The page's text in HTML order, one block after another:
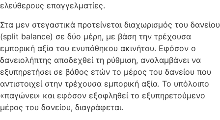
ελεύθερους επαγγελματίες.
Στα μεν στεγαστικά προτείνεται διαχωρισμός του δανείου
(split balance) σε δύο μέρη, με βάση την τρέχουσα
εμπορική αξία του ενυπόθηκου ακινήτου. Εφόσον ο
δανειολήπτης αποδεχθεί τη ρύθμιση, αναλαμβάνει να
εξυπηρετήσει σε βάθος ετών το μέρος του δανείου που
αντιστοιχεί στην τρέχουσα εμπορική αξία. Το υπόλοιπο
«παγώνει» και εφόσον εξοφληθεί το εξυπηρετούμενο
μέρος του δανείου, διαγράφεται.